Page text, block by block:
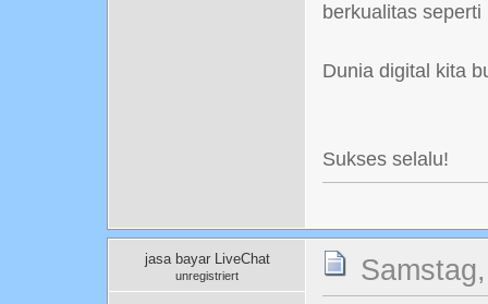
berkualitas seperti
Dunia digital kita
Sukses selalu!
jasa bayar LiveChat
unregistriert